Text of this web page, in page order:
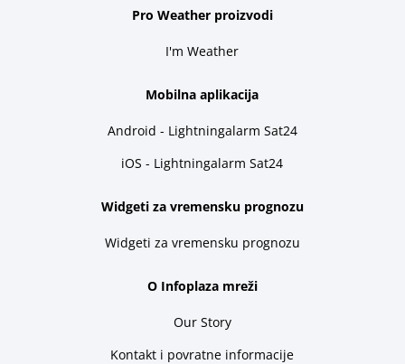
Pro Weather proizvodi
I'm Weather
Mobilna aplikacija
Android - Lightningalarm Sat24
iOS - Lightningalarm Sat24
Widgeti za vremensku prognozu
Widgeti za vremensku prognozu
O Infoplaza mreži
Our Story
Kontakt i povratne informacije